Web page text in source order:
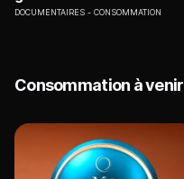
DOCUMENTAIRES CONSOMMATION
Consommation à venir